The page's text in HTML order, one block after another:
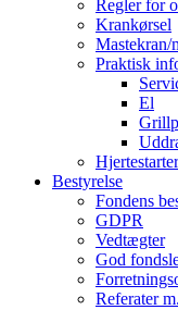
Regler for
Krankørsel
Mastekran/
Praktisk
El
Hjertestarter
Bestyrelse
Fondens
GDPR
Vedtægter
God
Referater